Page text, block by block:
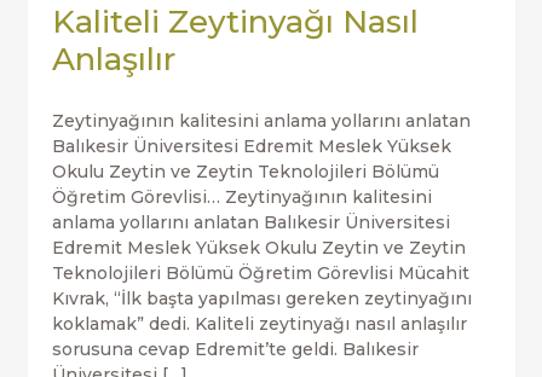
Kaliteli Zeytinyağı Nasıl
Anlaşılır
Zeytinyağının kalitesini anlama yollarını anlatan
Balıkesir Üniversitesi Edremit Meslek Yüksek
Okulu Zeytin ve Zeytin Teknolojileri Bölümü
Öğretim Görevlisi… Zeytinyağının kalitesini
anlama yollarını anlatan Balıkesir Üniversitesi
Edremit Meslek Yüksek Okulu Zeytin ve Zeytin
Teknolojileri Bölümü Öğretim Görevlisi Mücahit
Kıvrak, “İlk başta yapılması gereken zeytinyağını
koklamak” dedi. Kaliteli zeytinyağı nasıl anlaşılır
sorusuna cevap Edremit’te geldi. Balıkesir